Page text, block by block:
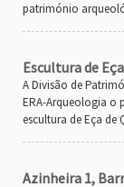
património
Escultura de
A Divisão de
ERA-Arqueologia o
escultura de Eça de
Azinheira 1,